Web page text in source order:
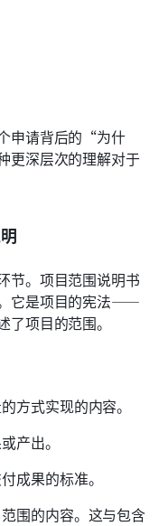
申请背后的“为什
深层次的理解对于
节。项目范围说明书
它是项目的宪法——
项目的范围。
方式实现的内容。
产出。
成果的标准。
围的内容。这与包含